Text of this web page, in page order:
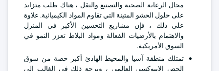
مجال الرعاية الصحية والتصنيع والنقل ، هناك طلب متزايد
على حلول الحشو المتينة التي تقاوم المواد الكيميائية. علاوة
على ذلك ، فإن مشاريع التحسين الأكبر في المنزل
والاهتمام بالأرضيات الفعالة ومواد البلاط تعزز النمو في
السوق الأمريكية.
تمتلك منطقة آسيا والمحيط الهادئ أكبر حصة من سوق
الجص الإيبوكسي العالمي ، ويرجع ذلك في الغالب إلى